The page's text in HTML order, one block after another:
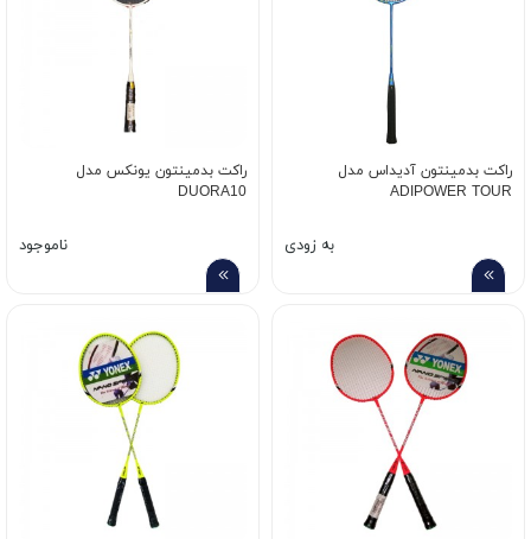
راکت بدمینتون آدیداس مدل
ADIPOWER TOUR
به زودی
راکت بدمینتون یونکس مدل
DUORA10
ناموجود